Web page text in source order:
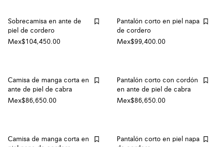
Sobrecamisa en ante de
piel de cordero
Mex$104,450.00
Pantalón corto en piel napa
de cordero
Mex$99,400.00
Camisa de manga corta en
ante de piel de cabra
Mex$86,650.00
Pantalón corto con cordón
en ante de piel de cabra
Mex$86,650.00
Camisa de manga corta en
Pantalón corto en piel napa